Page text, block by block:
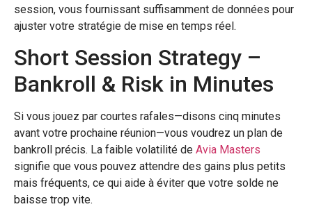
session, vous fournissant suffisamment de données pour
ajuster votre stratégie de mise en temps réel.
Short Session Strategy –
Bankroll & Risk in Minutes
Si vous jouez par courtes rafales—disons cinq minutes
avant votre prochaine réunion—vous voudrez un plan de
bankroll précis. La faible volatilité de Avia Masters
signifie que vous pouvez attendre des gains plus petits
mais fréquents, ce qui aide à éviter que votre solde ne
baisse trop vite.